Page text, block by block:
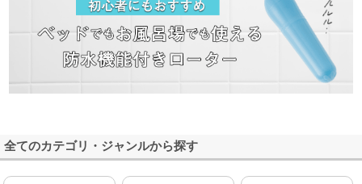
全てのカテゴリ・ジャンルから探す